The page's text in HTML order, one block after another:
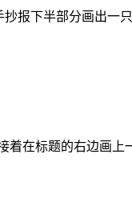
报下半部分画出一
在标题的右边画